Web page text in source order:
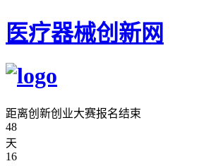
医疗器械创新网
距离创新创业大赛报名结束
48
天
16